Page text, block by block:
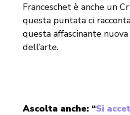
Franceschet è anche un
questa puntata ci
questa affascinante
dell’arte.
Ascolta anche: “Si